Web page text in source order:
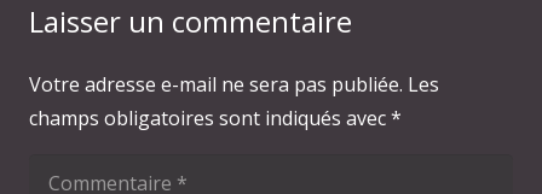
Laisser un commentaire
Votre adresse e-mail ne sera pas publiée. Les
champs obligatoires sont indiqués avec*